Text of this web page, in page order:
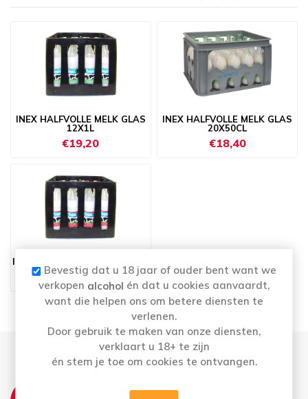
INEX HALFVOLLE MELK GLAS
12X1L
€19,20
INEX HALFVOLLE MELK GLAS
20X50CL
€18,40
INEX VOLLE MELK GLAS 12X1L
€21,70
THUISLEVERING:
Bevestig dat u 18 jaar of ouder bent want we
verkopen alcohol én dat u cookies aanvaardt,
want die helpen ons om betere diensten te
verlenen.
Door gebruik te maken van onze diensten,
verklaart u 18+ te zijn
én stem je toe om cookies te ontvangen.